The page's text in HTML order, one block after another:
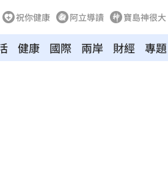
祝你健康 阿立導讀 寶島神很大
健康 國際 兩岸 財經 專題